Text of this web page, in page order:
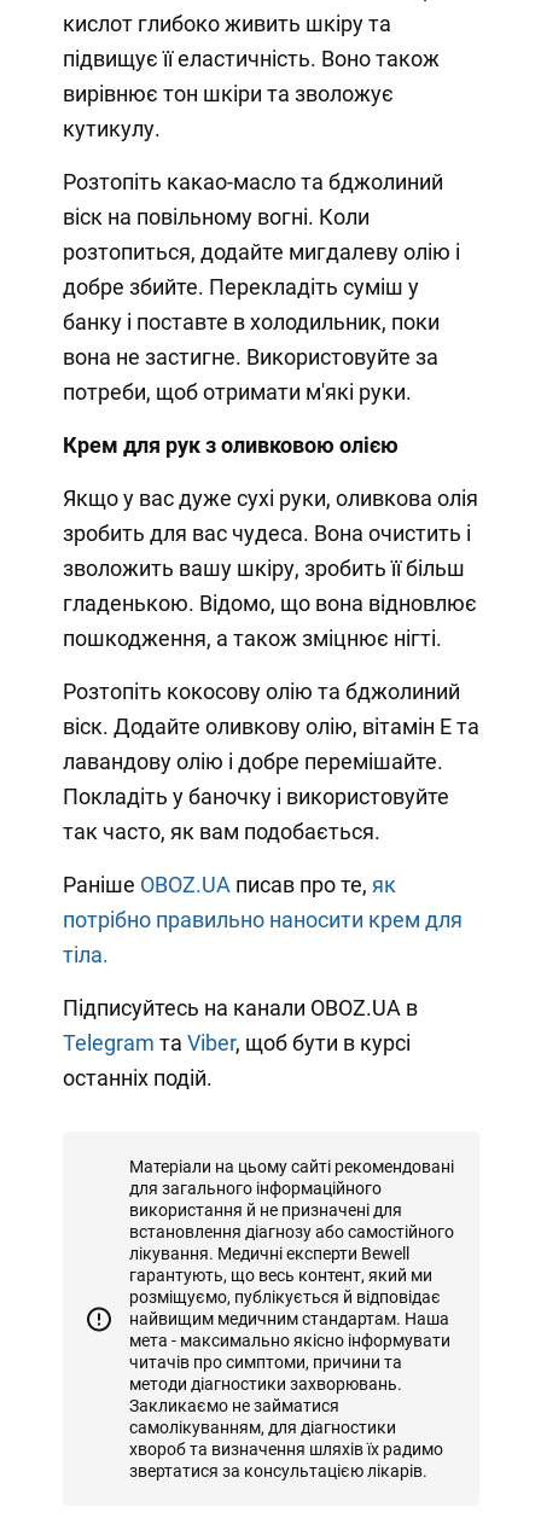
кислот глибоко живить шкіру та
підвищує її еластичність. Воно також
вирівнює тон шкіри та зволожує
кутикулу.
Розтопіть какао-масло та бджолиний
віск на повільному вогні. Коли
розтопиться, додайте мигдалеву олію і
добре збийте. Перекладіть суміш у
банку і поставте в холодильник, поки
вона не застигне. Використовуйте за
потреби, щоб отримати м'які руки.
Крем для рук з оливковою олією
Якщо у вас дуже сухі руки, оливкова олія
зробить для вас чудеса. Вона очистить і
зволожить вашу шкіру, зробить її більш
гладенькою. Відомо, що вона відновлює
пошкодження, а також зміцнює нігті.
Розтопіть кокосову олію та бджолиний
віск. Додайте оливкову олію, вітамін Е та
лавандову олію і добре перемішайте.
Покладіть у баночку і використовуйте
так часто, як вам подобається.
Раніше OBOZ.UA писав про те, як
потрібно правильно наносити крем для
тіла.
Підписуйтесь на канали OBOZ.UA в
Telegram та Viber, щоб бути в курсі
останніх подій.
Матеріали на цьому сайті рекомендовані
для загального інформаційного
використання й не призначені для
встановлення діагнозу або самостійного
лікування. Медичні експерти Bewell
гарантують, що весь контент, який ми
розміщуємо, публікується й відповідає
найвищим медичним стандартам. Наша
мета - максимально якісно інформувати
читачів про симптоми, причини та
методи діагностики захворювань.
Закликаємо не займатися
самолікуванням, для діагностики
хвороб та визначення шляхів їх радимо
звертатися за консультацією лікарів.